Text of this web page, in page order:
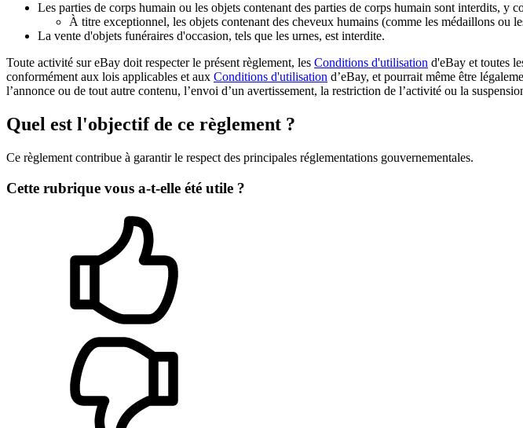
Les parties de corps humain ou les objets contenant des parties de corps humain sont interdits, y
À titre exceptionnel, les objets contenant des cheveux humains (comme les médaillons ou
La vente d'objets funéraires d'occasion, tels que les urnes, est interdite.
Toute activité sur eBay doit respecter le présent règlement, les Conditions d'utilisation d'eBay et toutes
conformément aux lois applicables et aux Conditions d'utilisation d’eBay, et pourrait même être
l’annonce ou de tout autre contenu, l’envoi d’un avertissement, la restriction de l’activité ou la
Quel est l'objectif de ce règlement ?
Ce règlement contribue à garantir le respect des principales réglementations gouvernementales.
Cette rubrique vous a-t-elle été utile ?